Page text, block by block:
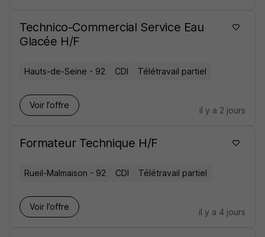
Technico-Commercial Service Eau
Glacée H/F
Hauts-de-Seine - 92 CDI Télétravail partiel
Voir l’offre
il y a 2 jours
Formateur Technique H/F
Rueil-Malmaison - 92 CDI Télétravail partiel
Voir l’offre
il y a 4 jours